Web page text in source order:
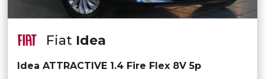
Fiat Idea
Idea ATTRACTIVE 1.4 Fire Flex 8V 5p